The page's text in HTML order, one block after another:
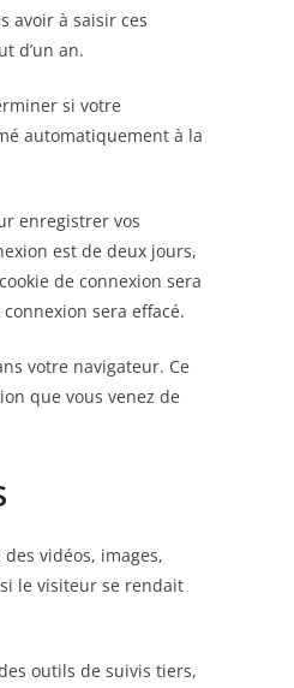
avoir à saisir ces
d’un an.
si votre
automatiquement à la
enregistrer vos
est de deux jours,
de connexion sera
sera effacé.
votre navigateur. Ce
que vous venez de
vidéos, images,
le visiteur se rendait
outils de suivis tiers,